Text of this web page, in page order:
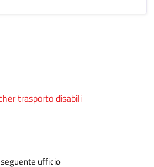
trasporto disabili
ufficio